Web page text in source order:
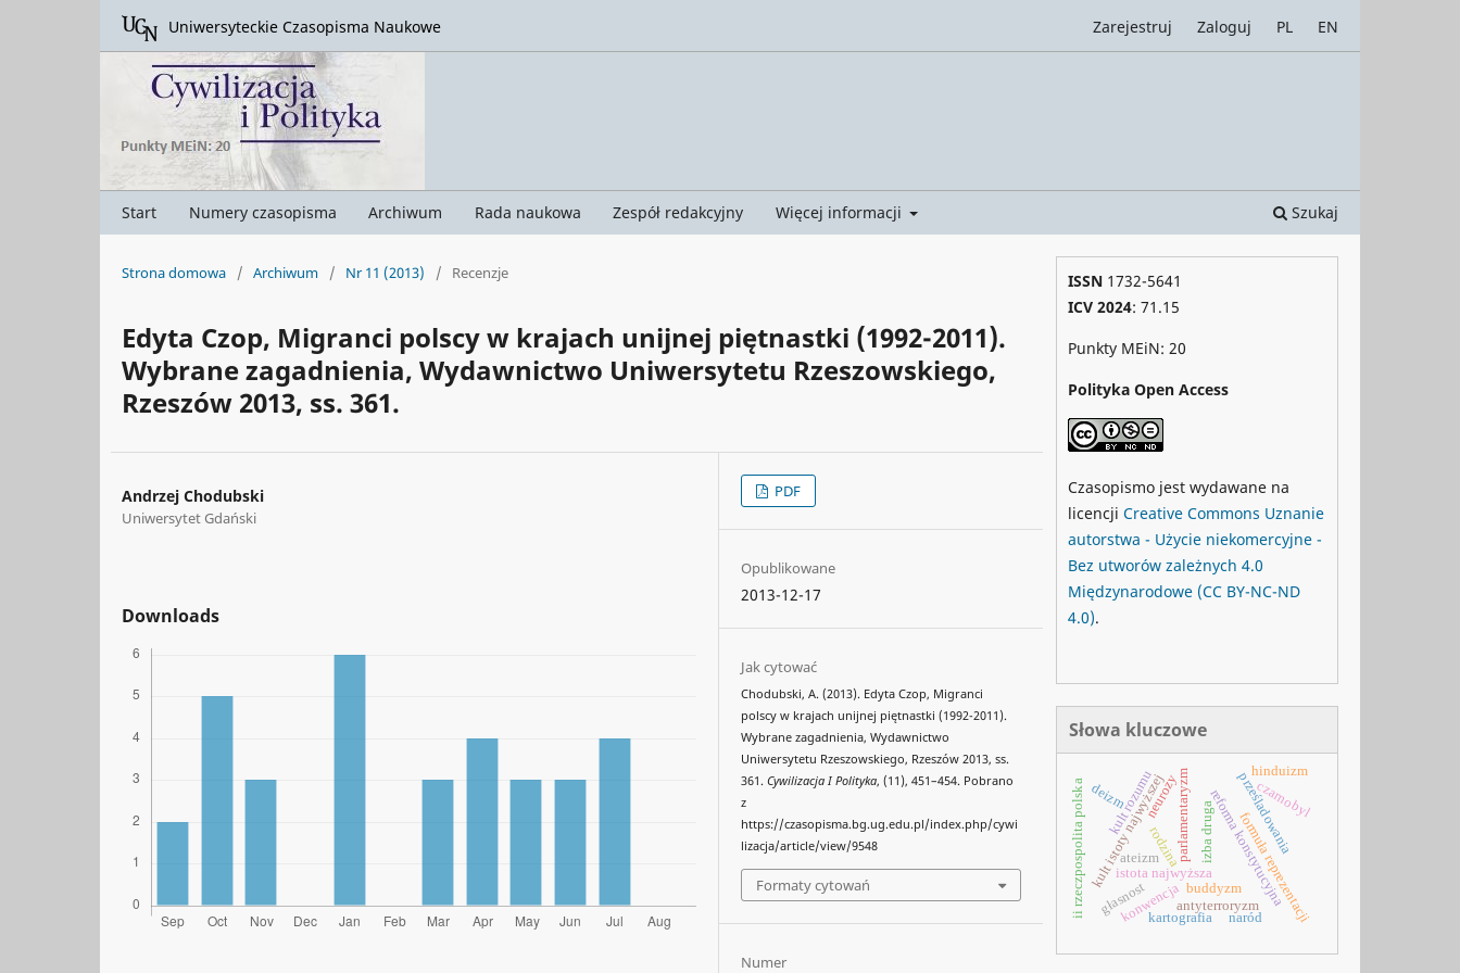
Start Numery czasopisma Archiwum Rada naukowa Zespół redakcyjny Więcej informacji Szukaj
Zarejestruj Zaloguj PL EN
Uniwersyteckie Czasopisma Naukowe
Strona domowa / Archiwum / Nr 11 (2013) / Recenzje
Edyta Czop, Migranci polscy w krajach unijnej piętnastki (1992-2011).
Wybrane zagadnienia, Wydawnictwo Uniwersytetu Rzeszowskiego,
Rzeszów 2013, ss. 361.
Andrzej Chodubski
Uniwersytet Gdański
Downloads
PDF
Opublikowane
2013-12-17
Jak cytować
Chodubski, A. (2013). Edyta Czop, Migranci
polscy w krajach unijnej piętnastki (1992-2011).
Wybrane zagadnienia, Wydawnictwo
Uniwersytetu Rzeszowskiego, Rzeszów 2013, ss.
361.Cywilizacja I Polityka, (11), 451–454. Pobrano
z
https://czasopisma.bg.ug.edu.pl/index.php/cywi
lizacja/article/view/9548
Formaty cytowań
Numer
ISSN 1732-5641
ICV 2024: 71.15
Punkty MEiN: 20
Polityka Open Access
Czasopismo jest wydawane na
licencji Creative Commons Uznanie
autorstwa - Użycie niekomercyjne -
Bez utworów zależnych 4.0
Międzynarodowe (CC BY-NC-ND
4.0).
Słowa kluczowe
rodzina reforma konstytucyjna
istota najwyższa
kult istoty najwyższej
kult rozumu
ii rzeczpospolita polska formuła reprezentacji
izba druga
parlamentaryzm prześladowania
hinduizm
buddyzm
antyterroryzm
czarnobyl
konwencja
deizm
głasnost
neurozy
ateizm
naród
kartografia